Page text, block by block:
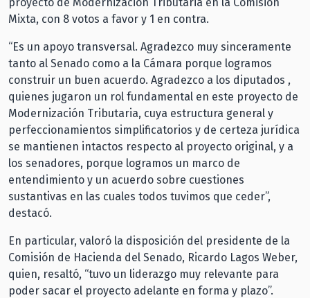
Mixta, con 8 votos a favor y 1 en contra.
“Es un apoyo transversal. Agradezco muy sinceramente
tanto al Senado como a la Cámara porque logramos
construir un buen acuerdo. Agradezco a los diputados ,
quienes jugaron un rol fundamental en este proyecto de
Modernización Tributaria, cuya estructura general y
perfeccionamientos simplificatorios y de certeza jurídica
se mantienen intactos respecto al proyecto original, y a
los senadores, porque logramos un marco de
entendimiento y un acuerdo sobre cuestiones
sustantivas en las cuales todos tuvimos que ceder”,
destacó.
En particular, valoró la disposición del presidente de la
Comisión de Hacienda del Senado, Ricardo Lagos Weber,
quien, resaltó, “tuvo un liderazgo muy relevante para
poder sacar el proyecto adelante en forma y plazo”.